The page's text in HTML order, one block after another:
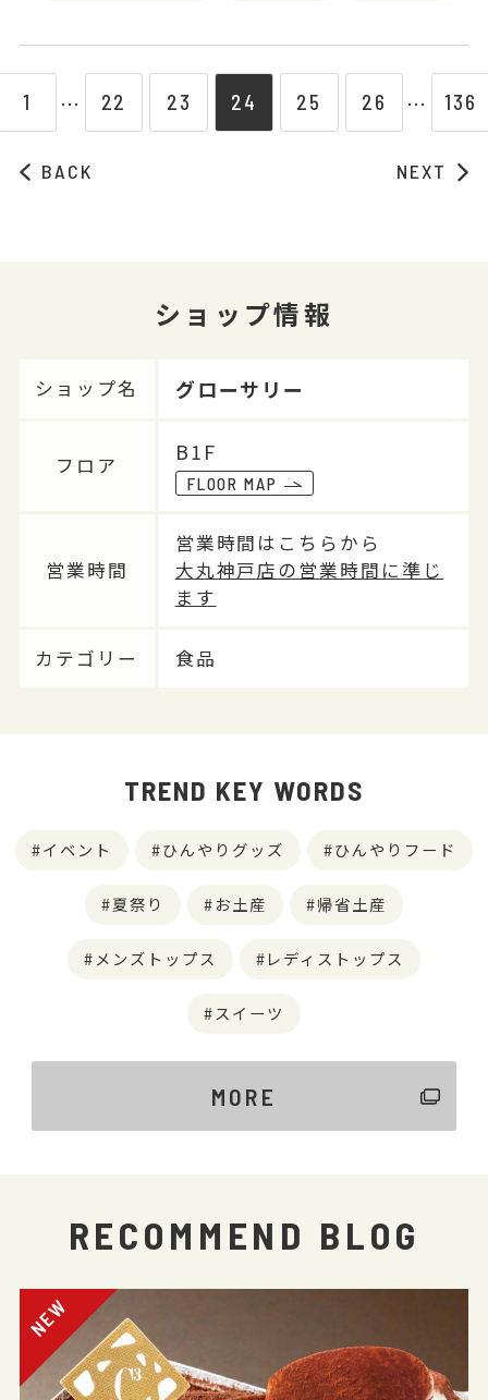
BACK
1 ⋯ 22 23 24 25 26 ⋯ 136
NEXT
ショップ情報
ショップ名 グローサリー
フロア
B1F
FLOOR MAP
営業時間
営業時間はこちらから
大丸神戸店の営業時間に準じ
ます
カテゴリー 食品
TREND KEY WORDS
イベント ひんやりグッズ ひんやりフード
夏祭り お土産 帰省土産
メンズトップス レディストップス
スイーツ
MORE
RECOMMEND BLOG